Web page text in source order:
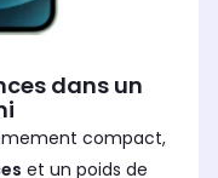
dans un
compact,
et un poids de